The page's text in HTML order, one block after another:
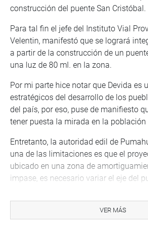
construcción del puente San Cristóbal.
Para tal fin el jefe del Instituto Vial
Velentin, manifestó que se logrará
a partir de la construcción de un
una luz de 80 ml. en la zona.
Por mi parte hice notar que Devida es
estratégicos del desarrollo de los
del país, por eso, puse de manifiesto
tener puesta la mirada en la población
Entretanto, la autoridad edil de
una de las limitaciones es que el
ubicado en una zona de
impase, es necesario variar el eje del
permanente.
Por su parte, el representante de
VER MÁS